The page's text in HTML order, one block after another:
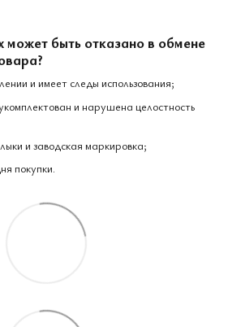
может быть отказано в обмене
и имеет следы использования;
и нарушена целостность
и заводская маркировка;
покупки.